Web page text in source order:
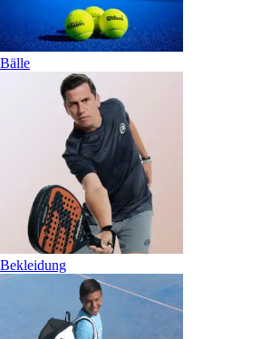
Bälle
Bekleidung